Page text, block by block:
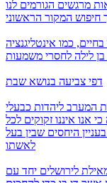
מרגשים הגורמים לנו
כמו אינטליגנציה
בן לילה לחסרי משמעות
דפי צביעה בנושא שבת
המערב ליהדות כבעלי
איננו זקוקים לכל
היחסים שבין בעל
לאשתו
לירושלים יחד עם